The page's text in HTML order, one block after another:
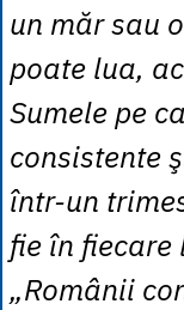
un măr sau
poate lua,
Sumele pe
consistente
într-un
fie în fiecare
„Românii